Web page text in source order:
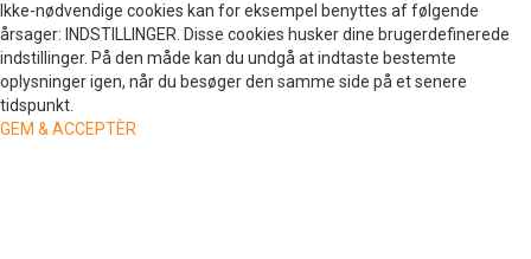
Ikke-nødvendige cookies kan for eksempel benyttes af følgende
årsager: INDSTILLINGER. Disse cookies husker dine brugerdefinerede
indstillinger. På den måde kan du undgå at indtaste bestemte
oplysninger igen, når du besøger den samme side på et senere
tidspunkt.
GEM & ACCEPTÈR